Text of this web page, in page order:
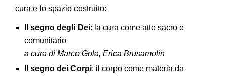
cura e lo spazio costruito:
Il segno degli Dei: la cura come atto sacro e
comunitario
a cura di Marco Gola, Erica Brusamolin
Il segno dei Corpi: il corpo come materia da